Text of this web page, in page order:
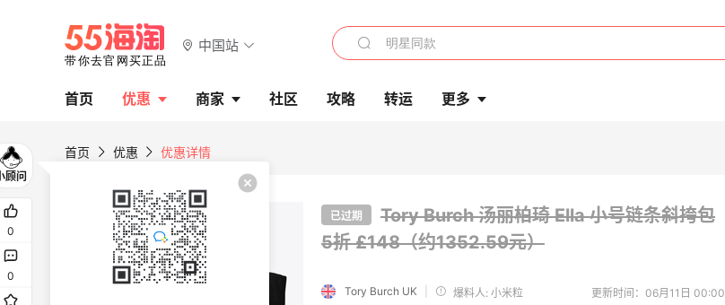
中国站
首页 优惠 商家 社区 攻略 转运 更多
首页 优惠 优惠详情
已过期
Tory Burch 汤丽柏琦 Ella 小号链条斜挎包
5折 £148（约1352.59元）
Tory Burch UK 爆料人: 小米粒 更新时间：06月11日 00:00
0
0